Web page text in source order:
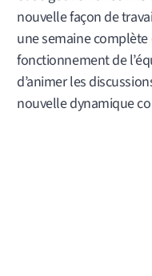
nouvelle façon de
une semaine
fonctionnement de
d’animer les
nouvelle dynamique